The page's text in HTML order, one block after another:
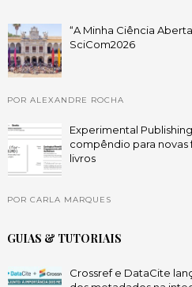
“A Minha Ciência
SciCom2026
POR ALEXANDRE ROCHA
Experimental
compêndio para
livros
POR CARLA MARQUES
GUIAS & TUTORIAIS
Crossref e DataCite